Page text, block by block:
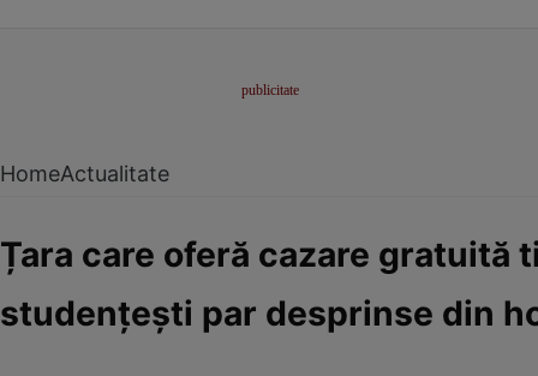
HomeActualitate
Țara care oferă cazare gratuită
studențești par desprinse din